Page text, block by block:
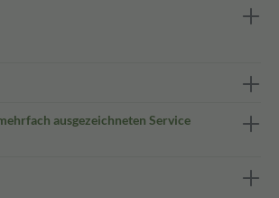
ausgezeichneten Service